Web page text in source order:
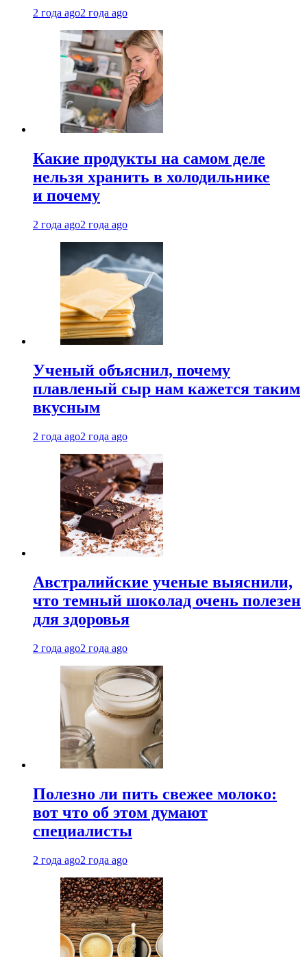
2 года ago2 года ago
Какие продукты на самом деле
нельзя хранить в холодильнике
и почему
2 года ago2 года ago
Ученый объяснил, почему
плавленый сыр нам кажется таким
вкусным
2 года ago2 года ago
Австралийские ученые выяснили,
что темный шоколад очень полезен
для здоровья
2 года ago2 года ago
Полезно ли пить свежее молоко:
вот что об этом думают
специалисты
2 года ago2 года ago